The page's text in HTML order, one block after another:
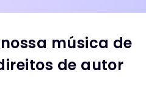
música de
de autor